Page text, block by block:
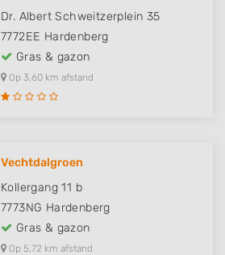
Dr. Albert Schweitzerplein 35
7772EE Hardenberg
Gras & gazon
Op 3,60 km afstand
Vechtdalgroen
Kollergang 11 b
7773NG Hardenberg
Gras & gazon
Op 5,72 km afstand